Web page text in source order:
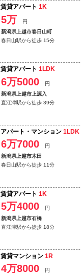
賃貸アパート 1K
5万
円
新潟県上越市春日山町
春日山駅から徒歩 15分
賃貸アパート 1LDK
6万5000
円
新潟県上越市上源入
直江津駅から徒歩 39分
アパート・マンション 1LDK
6万7000
円
新潟県上越市木田
春日山駅から徒歩 11分
賃貸アパート 1K
5万4000
円
新潟県上越市石橋
直江津駅から徒歩 18分
賃貸マンション 1R
4万8000 円